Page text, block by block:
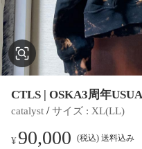
CTLS | OSKA3周年
catalyst / サイズ : XL(LL)
¥90,000 (税込) 送料込み